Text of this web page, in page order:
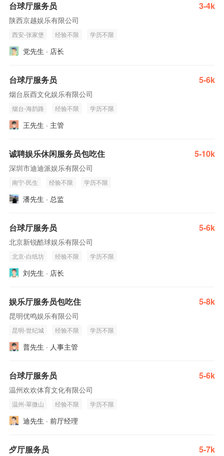
台球厅服务员 3-4k
陕西京越娱乐有限公司
西安-张家堡 经验不限 学历不限
党先生 · 店长
台球厅服务员 5-6k
烟台辰酉文化娱乐有限公司
烟台-海韵路 经验不限 学历不限
王先生 · 主管
诚聘娱乐休闲服务员包吃住 5-10k
深圳市迪迪派娱乐有限公司
南宁-民生 经验不限 学历不限
潘先生 · 总监
台球厅服务员 5-6k
北京新锐酷球娱乐有限公司
北京-白纸坊 经验不限 学历不限
刘先生 · 店长
娱乐厅服务员包吃住 5-8k
昆明优鸣娱乐有限公司
昆明-世纪城 经验不限 学历不限
普先生 · 人事主管
台球厅服务员 5-6k
温州欢欢体育文化有限公司
温州-翠微山 经验不限 学历不限
迪先生 · 前厅经理
歺厅服务员 5-7k